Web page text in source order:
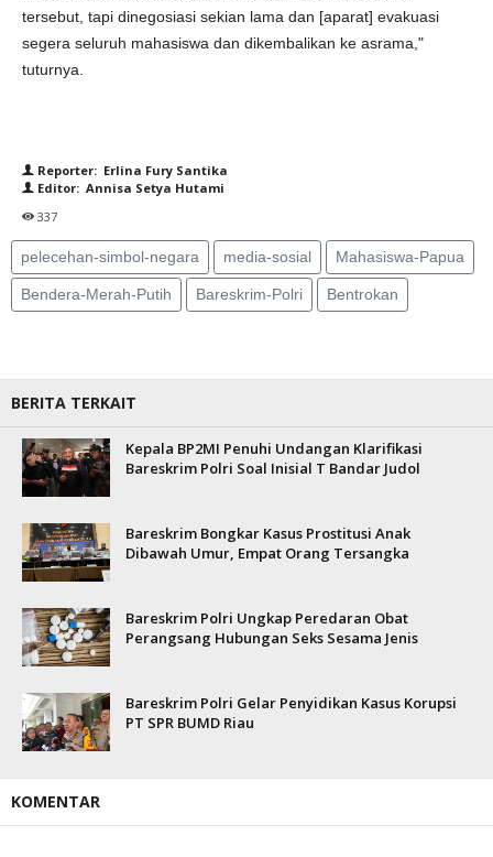
tersebut, tapi dinegosiasi sekian lama dan [aparat] evakuasi
segera seluruh mahasiswa dan dikembalikan ke asrama,"
tuturnya.
Reporter: Erlina Fury Santika
Editor: Annisa Setya Hutami
337
pelecehan-simbol-negara media-sosial Mahasiswa-Papua
Bendera-Merah-Putih Bareskrim-Polri Bentrokan
BERITA TERKAIT
Kepala BP2MI Penuhi Undangan Klarifikasi
Bareskrim Polri Soal Inisial T Bandar Judol
Bareskrim Bongkar Kasus Prostitusi Anak
Dibawah Umur, Empat Orang Tersangka
Bareskrim Polri Ungkap Peredaran Obat
Perangsang Hubungan Seks Sesama Jenis
Bareskrim Polri Gelar Penyidikan Kasus Korupsi
PT SPR BUMD Riau
KOMENTAR